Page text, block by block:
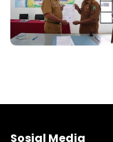
Sosial Media